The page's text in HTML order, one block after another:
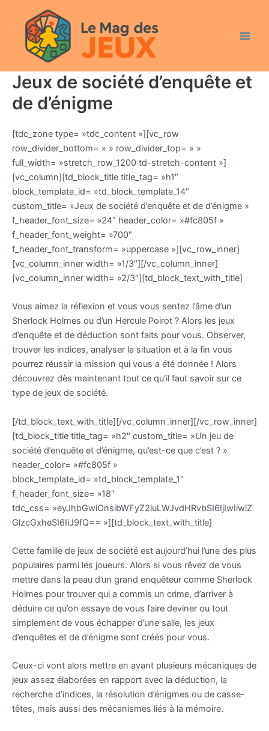
contenu
Jeux de société d’enquête et
de d’énigme
[tdc_zone type= »tdc_content »][vc_row
row_divider_bottom= » » row_divider_top= » »
full_width= »stretch_row_1200 td-stretch-content »]
[vc_column][td_block_title title_tag= »h1″
block_template_id= »td_block_template_14″
custom_title= »Jeux de société d’enquête et de d’énigme »
f_header_font_size= »24″ header_color= »#fc805f »
f_header_font_weight= »700″
f_header_font_transform= »uppercase »][vc_row_inner]
[vc_column_inner width= »1/3″][/vc_column_inner]
[vc_column_inner width= »2/3″][td_block_text_with_title]
Vous aimez la réflexion et vous vous sentez l’âme d’un
Sherlock Holmes ou d’un Hercule Poirot ? Alors les jeux
d’enquête et de déduction sont faits pour vous. Observer,
trouver les indices, analyser la situation et à la fin vous
pourrez réussir la mission qui vous a été donnée ! Alors
découvrez dès maintenant tout ce qu’il faut savoir sur ce
type de jeux de société.
[/td_block_text_with_title][/vc_column_inner][/vc_row_inner]
[td_block_title title_tag= »h2″ custom_title= »Un jeu de
société d’enquête et d’énigme, qu’est-ce que c’est ? »
header_color= »#fc805f »
block_template_id= »td_block_template_1″
f_header_font_size= »18″
tdc_css= »eyJhbGwiOnsibWFyZ2luLWJvdHRvbSI6IjIwIiwiZ
GlzcGxheSI6IiJ9fQ== »][td_block_text_with_title]
Cette famille de jeux de société est aujourd’hui l’une des plus
populaires parmi les joueurs. Alors si vous rêvez de vous
mettre dans la peau d’un grand enquêteur comme Sherlock
Holmes pour trouver qui a commis un crime, d’arriver à
déduire ce qu’on essaye de vous faire deviner ou tout
simplement de vous échapper d’une salle, les jeux
d’enquêtes et de d’énigme sont créés pour vous.
Ceux-ci vont alors mettre en avant plusieurs mécaniques de
jeux assez élaborées en rapport avec la déduction, la
recherche d’indices, la résolution d’énigmes ou de casse-
têtes, mais aussi des mécanismes liés à la mémoire.